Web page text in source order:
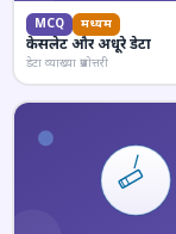
MCQ मध्यम
केसलेट और अधूरे डेटा
डेटा व्याख्या प्रश्नोत्तरी